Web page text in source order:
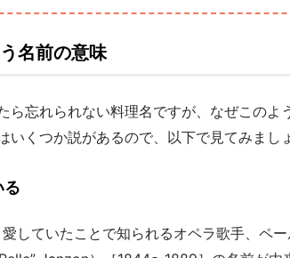
名前の意味
ら忘れられない料理名ですが、なぜこのよ
くつか説があるので、以下で見てみましょ
る
していたことで知られるオペラ歌手、ペ